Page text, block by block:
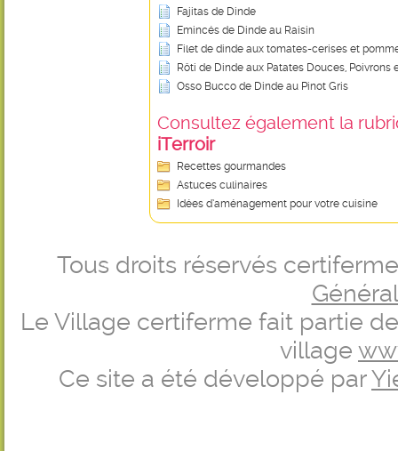
Fajitas de Dinde
Emincés de Dinde au Raisin
Filet de dinde aux tomates-cerises et
Rôti de Dinde aux Patates Douces, Poivrons
Osso Bucco de Dinde au Pinot Gris
Consultez également la
iTerroir
Recettes gourmandes
Astuces culinaires
Idées d’aménagement pour votre cuisine
Tous droits réservés
Le Village certiferme fait partie
village
Ce site a été développé par